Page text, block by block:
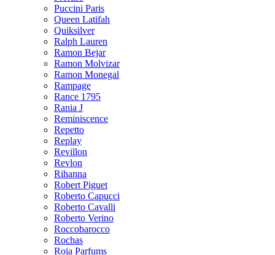
Puccini Paris
Queen Latifah
Quiksilver
Ralph Lauren
Ramon Bejar
Ramon Molvizar
Ramon Monegal
Rampage
Rance 1795
Rania J
Reminiscence
Repetto
Replay
Revillon
Revlon
Rihanna
Robert Piguet
Roberto Capucci
Roberto Cavalli
Roberto Verino
Roccobarocco
Rochas
Roja Parfums